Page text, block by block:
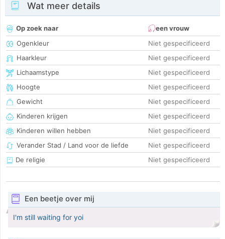
Wat meer details
Op zoek naar
een vrouw
Ogenkleur
Niet gespecificeerd
Haarkleur
Niet gespecificeerd
Lichaamstype
Niet gespecificeerd
Hoogte
Niet gespecificeerd
Gewicht
Niet gespecificeerd
Kinderen krijgen
Niet gespecificeerd
Kinderen willen hebben
Niet gespecificeerd
Verander Stad / Land voor de liefde
Niet gespecificeerd
De religie
Niet gespecificeerd
Een beetje over mij
I'm still waiting for yoi